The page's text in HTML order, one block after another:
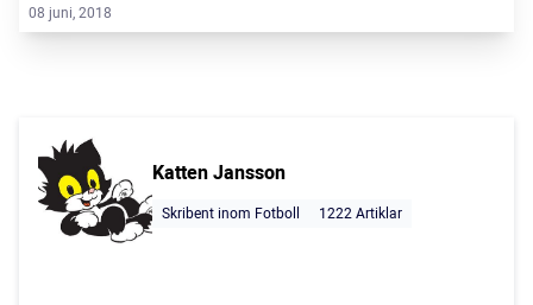
08 juni, 2018
Katten Jansson
Skribent inom Fotboll 1222 Artiklar